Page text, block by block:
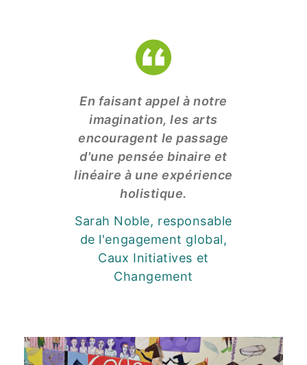
En faisant appel à notre
imagination, les arts
encouragent le passage
d'une pensée binaire et
linéaire à une expérience
holistique.
Sarah Noble, responsable
de l'engagement global,
Caux Initiatives et
Changement